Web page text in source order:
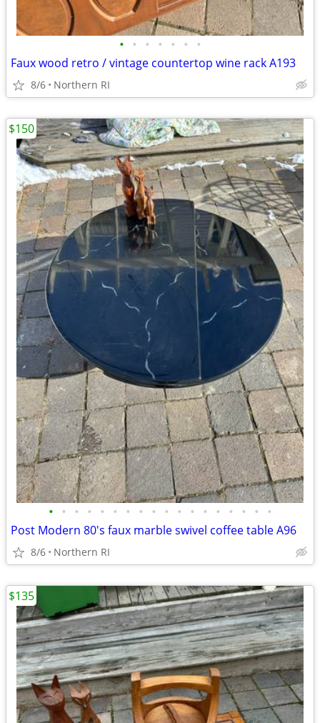
• • • • • • •
Faux wood retro / vintage countertop wine rack A193
8/6 Northern RI
• • • • • • • • • • • • • • • • • •
Post Modern 80's faux marble swivel coffee table A96
8/6 Northern RI
$150
$135